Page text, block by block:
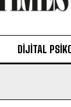
DIJITAL